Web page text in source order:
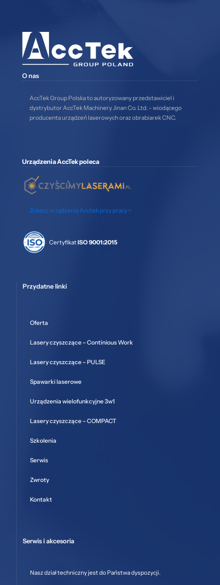
O nas
AccTek Group Polska to autoryzowany przedstawiciel i
dystrybutor AccTek Machinery Jinan Co. Ltd. - wiodącego
producenta urządzeń laserowych oraz obrabiarek CNC.
Urządzenia AccTek poleca
Zobacz urządzenia Acctek przy pracy >
CertyfikatISO 9001:2015
Przydatne linki
Oferta
Lasery czyszczące – Continious Work
Lasery czyszczące – PULSE
Spawarki laserowe
Urządzenia wielofunkcyjne 3w1
Lasery czyszczące – COMPACT
Szkolenia
Serwis
Zwroty
Kontakt
Serwis i akcesoria
Nasz dział techniczny jest do Państwa dyspozycji.